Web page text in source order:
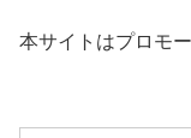
本サイトはプロモ